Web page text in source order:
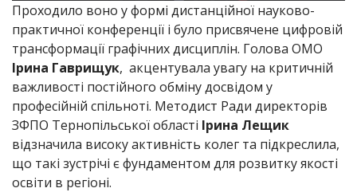
Проходило воно у формі дистанційної науково-
практичної конференції і було присвячене цифровій
трансформації графічних дисциплін. Голова ОМО
Ірина Гаврищук, акцентувала увагу на критичній
важливості постійного обміну досвідом у
професійній спільноті. Методист Ради директорів
ЗФПО Тернопільської області Ірина Лещик
відзначила високу активність колег та підкреслила,
що такі зустрічі є фундаментом для розвитку якості
освіти в регіоні.